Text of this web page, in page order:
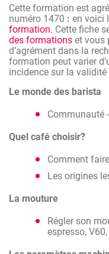
activité de restauration.
Ce module vous
connaissances
communiquer avec
cold brew, et autres
Vous ferez également
apprendrez à faire vos
Cette formation est
numéro 1470 : en voici
formation. Cette fiche
des formations et vous
d’agrément dans la
formation peut varier
incidence sur la validité
Le monde des barista
Communauté
Quel café choisir?
Comment
Les origines
La mouture
Régler son
espresso,